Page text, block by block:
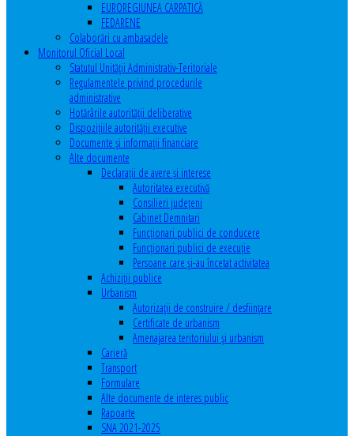
EUROREGIUNEA CARPATICĂ
FEDARENE
Colaborări cu ambasadele
Monitorul Oficial Local
Statutul Unităţii Administrativ-Teritoriale
Regulamentele privind procedurile
administrative
Hotărârile autorităţii deliberative
Dispoziţiile autorităţii executive
Documente şi informaţii financiare
Alte documente
Declaraţii de avere şi interese
Autoritatea executivă
Consilieri judeţeni
Cabinet Demnitari
Funcţionari publici de conducere
Funcționari publici de execuție
Persoane care şi-au încetat activitatea
Achiziţii publice
Urbanism
Autorizații de construire / desființare
Certificate de urbanism
Amenajarea teritoriului şi urbanism
Carieră
Transport
Formulare
Alte documente de interes public
Rapoarte
SNA 2021-2025